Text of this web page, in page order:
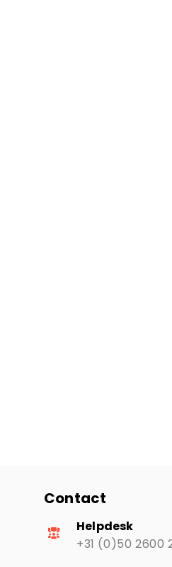
Contact
Helpdesk
+31 (0)50 2600